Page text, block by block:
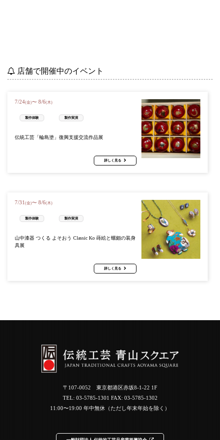
店舗で開催中のイベント
7/24(金)〜 8/6(木)
製作体験 製作実演
伝統工芸「輪島塗」復興支援交流作品展
詳しく見る
7/31 (金)〜 8/6(木)
製作体験 製作実演
山中漆器 つくる よそおう Classic Ko 蒔絵と螺鈿の装身
具展
詳しく見る
〒107-0052 東京都港区赤坂8-1-22 1F
TEL: 03-5785-1301 FAX: 03-5785-1302
11:00〜19:00 年中無休（ただし年末年始を除く）